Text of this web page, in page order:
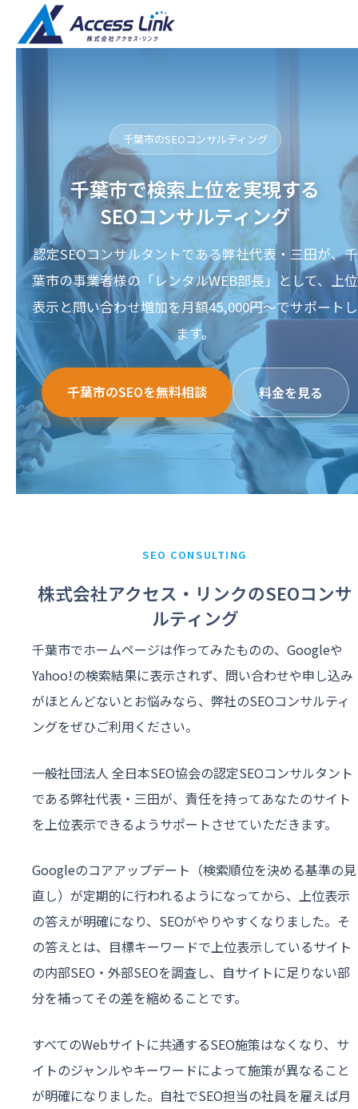
千葉市のSEOコンサルティング
千葉市で検索上位を実現する
SEOコンサルティング
認定SEOコンサルタントである弊社代表・三田が、千
葉市の事業者様の「レンタルWEB部長」として、上位
表示と問い合わせ増加を月額45,000円〜でサポートし
ます。
千葉市のSEOを無料相談 料金を見る
SEO CONSULTING
株式会社アクセス・リンクのSEOコンサ
ルティング
千葉市でホームページは作ってみたものの、Googleや
Yahoo!の検索結果に表示されず、問い合わせや申し込み
がほとんどないとお悩みなら、弊社のSEOコンサルティ
ングをぜひご利用ください。
一般社団法人 全日本SEO協会の認定SEOコンサルタント
である弊社代表・三田が、責任を持ってあなたのサイト
を上位表示できるようサポートさせていただきます。
Googleのコアアップデート（検索順位を決める基準の見
直し）が定期的に行われるようになってから、上位表示
の答えが明確になり、SEOがやりやすくなりました。そ
の答えとは、目標キーワードで上位表示しているサイト
の内部SEO・外部SEOを調査し、自サイトに足りない部
分を補ってその差を縮めることです。
すべてのWebサイトに共通するSEO施策はなくなり、サ
イトのジャンルやキーワードによって施策が異なること
が明確になりました。自社でSEO担当の社員を雇えば月